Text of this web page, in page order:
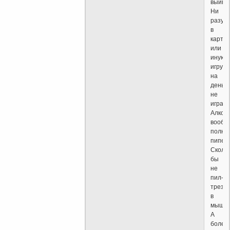
Ни
разу
в
карты,
или
иную
игру,
на
деньги
не
играл.
пипец.
бы
не
пил-
в
А
более